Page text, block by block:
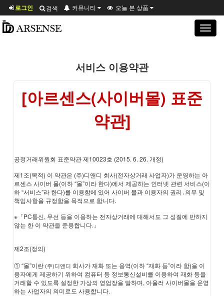
로그인 검색 커뮤니티 오늘 본 상품
Toggle
서비스 이용약관
[아르센스(사이버몰) 표준
약관]
공정거래위원회 표준약관 제10023호 (2015. 6. 26. 개정)
제1조(목적) 이 약관은 (주)디앤디 회사(전자상거래 사업자)가 운영하는 아
르센스 사이버 몰(이하 “몰”이라 한다)에서 제공하는 인터넷 관련 서비스(이
하 “서비스”라 한다)를 이용함에 있어 사이버 몰과 이용자의 권리․의무 및
책임사항을 규정함을 목적으로 합니다.
※「PC통신, 무선 등을 이용하는 전자상거래에 대해서도 그 성질에 반하지
않는 한 이 약관을 준용합니다.」
제2조(정의)
① “몰”이란 (주)디앤디 회사가 재화 또는 용역(이하 “재화 등”이라 함)을 이
용자에게 제공하기 위하여 컴퓨터 등 정보통신설비를 이용하여 재화 등을
거래할 수 있도록 설정한 가상의 영업장을 말하며, 아울러 사이버몰을 운영
하는 사업자의 의미로도 사용합니다.